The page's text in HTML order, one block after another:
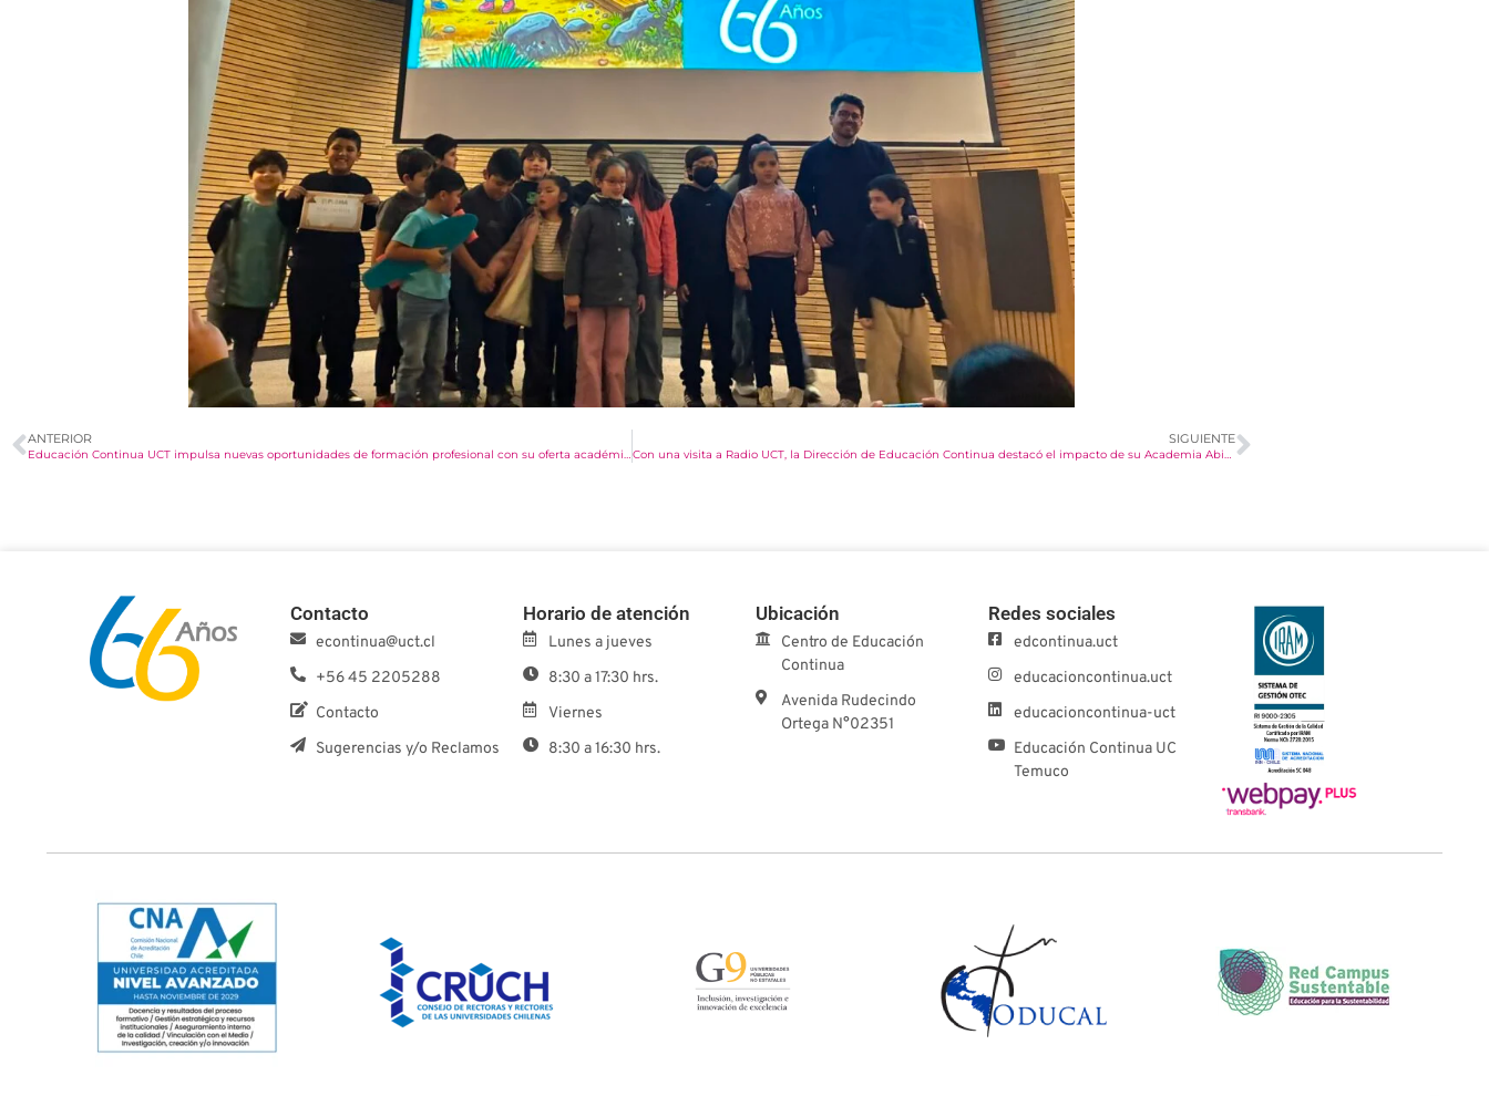
ANTERIOR SIGUIENTE
Contacto
econtinua@uct.cl
+56 45 2205288
Contacto
Sugerencias y/o Reclamos
Horario de atención
Lunes a jueves
8:30 a 17:30 hrs.
Viernes
8:30 a 16:30 hrs.
Ubicación
Centro de Educación
Continua
Avenida Rudecindo
Ortega N°02351
Redes sociales
edcontinua.uct
educacioncontinua.uct
educacioncontinua-uct
Educación Continua UC
Temuco